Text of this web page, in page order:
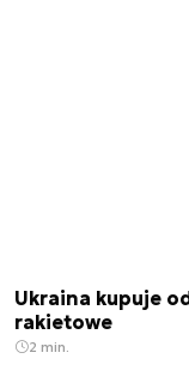
Ukraina kupuje
rakietowe
2 min.